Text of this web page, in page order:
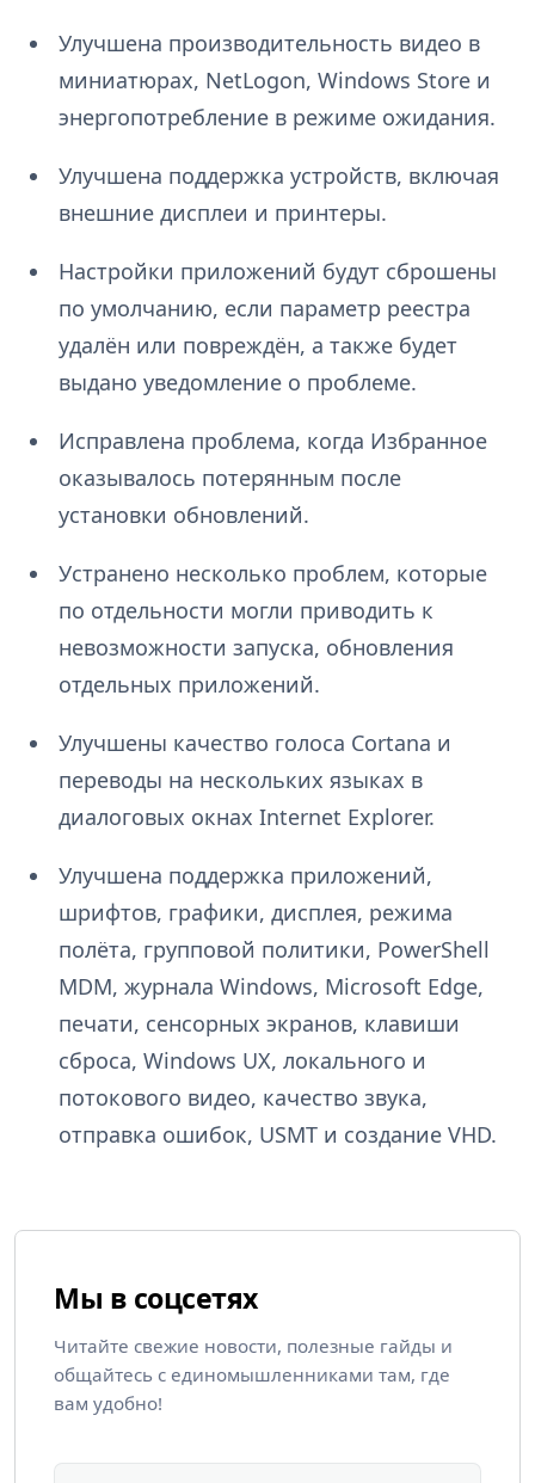
Улучшена производительность видео в
миниатюрах, NetLogon, Windows Store и
энергопотребление в режиме ожидания.
Улучшена поддержка устройств, включая
внешние дисплеи и принтеры.
Настройки приложений будут сброшены
по умолчанию, если параметр реестра
удалён или повреждён, а также будет
выдано уведомление о проблеме.
Исправлена проблема, когда Избранное
оказывалось потерянным после
установки обновлений.
Устранено несколько проблем, которые
по отдельности могли приводить к
невозможности запуска, обновления
отдельных приложений.
Улучшены качество голоса Cortana и
переводы на нескольких языках в
диалоговых окнах Internet Explorer.
Улучшена поддержка приложений,
шрифтов, графики, дисплея, режима
полёта, групповой политики, PowerShell
MDM, журнала Windows, Microsoft Edge,
печати, сенсорных экранов, клавиши
сброса, Windows UX, локального и
потокового видео, качество звука,
отправка ошибок, USMT и создание VHD.
Мы в соцсетях
Читайте свежие новости, полезные гайды и
общайтесь с единомышленниками там, где
вам удобно!